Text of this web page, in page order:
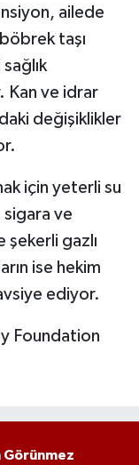
ailede
taşı
Kan ve idrar
değişiklikler
için yeterli su
sigara ve
şekerli gazlı
ise hekim
ediyor.
Foundation
Görünmez